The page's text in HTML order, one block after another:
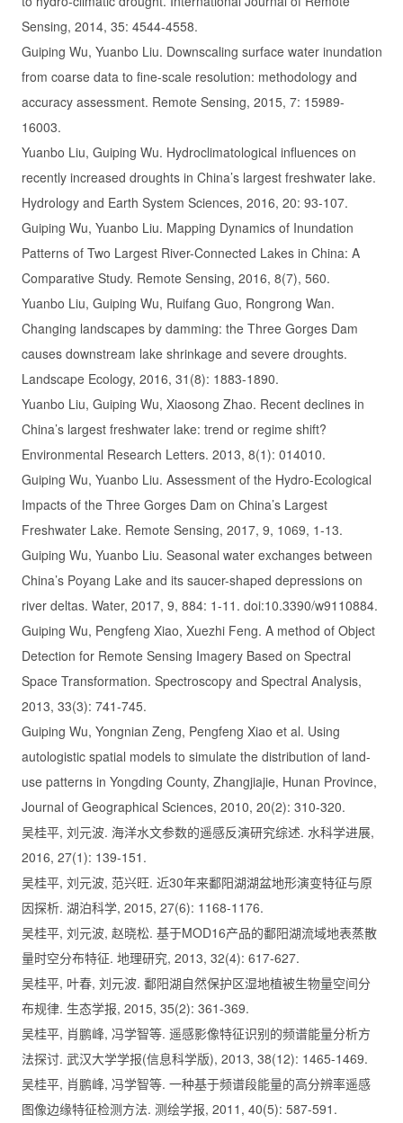
Sensing, 2014, 35: 4544-4558.
Guiping Wu, Yuanbo Liu. Downscaling surface water inundation
from coarse data to fine-scale resolution: methodology and
accuracy assessment. Remote Sensing, 2015, 7: 15989-
16003.
Yuanbo Liu, Guiping Wu. Hydroclimatological influences on
recently increased droughts in China’s largest freshwater lake.
Hydrology and Earth System Sciences, 2016, 20: 93-107.
Guiping Wu, Yuanbo Liu. Mapping Dynamics of Inundation
Patterns of Two Largest River-Connected Lakes in China: A
Comparative Study. Remote Sensing, 2016, 8(7), 560.
Yuanbo Liu, Guiping Wu, Ruifang Guo, Rongrong Wan.
Changing landscapes by damming: the Three Gorges Dam
causes downstream lake shrinkage and severe droughts.
Landscape Ecology, 2016, 31(8): 1883-1890.
Yuanbo Liu, Guiping Wu, Xiaosong Zhao. Recent declines in
China’s largest freshwater lake: trend or regime shift?
Environmental Research Letters. 2013, 8(1): 014010.
Guiping Wu, Yuanbo Liu. Assessment of the Hydro-Ecological
Impacts of the Three Gorges Dam on China’s Largest
Freshwater Lake. Remote Sensing, 2017, 9, 1069, 1-13.
Guiping Wu, Yuanbo Liu. Seasonal water exchanges between
China’s Poyang Lake and its saucer-shaped depressions on
river deltas. Water, 2017, 9, 884: 1-11. doi:10.3390/w9110884.
Guiping Wu, Pengfeng Xiao, Xuezhi Feng. A method of Object
Detection for Remote Sensing Imagery Based on Spectral
Space Transformation. Spectroscopy and Spectral Analysis,
2013, 33(3): 741-745.
Guiping Wu, Yongnian Zeng, Pengfeng Xiao et al. Using
autologistic spatial models to simulate the distribution of land-
use patterns in Yongding County, Zhangjiajie, Hunan Province,
Journal of Geographical Sciences, 2010, 20(2): 310-320.
吴桂平, 刘元波. 海洋水文参数的遥感反演研究综述. 水科学进展,
2016, 27(1): 139-151.
吴桂平, 刘元波, 范兴旺. 近30年来鄱阳湖湖盆地形演变特征与原
因探析. 湖泊科学, 2015, 27(6): 1168-1176.
吴桂平, 刘元波, 赵晓松. 基于MOD16产品的鄱阳湖流域地表蒸散
量时空分布特征. 地理研究, 2013, 32(4): 617-627.
吴桂平, 叶春, 刘元波. 鄱阳湖自然保护区湿地植被生物量空间分
布规律. 生态学报, 2015, 35(2): 361-369.
吴桂平, 肖鹏峰, 冯学智等. 遥感影像特征识别的频谱能量分析方
法探讨. 武汉大学学报(信息科学版), 2013, 38(12): 1465-1469.
吴桂平, 肖鹏峰, 冯学智等. 一种基于频谱段能量的高分辨率遥感
图像边缘特征检测方法. 测绘学报, 2011, 40(5): 587-591.